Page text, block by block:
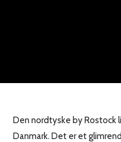
Den nordtyske by Rostock
Danmark. Det er et